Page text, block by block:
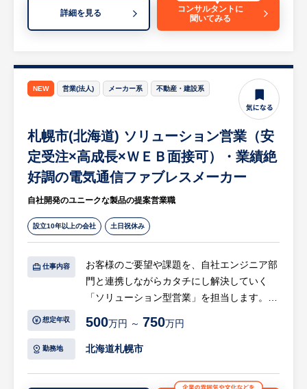
ます。
・MAツール等を用いたデータドリブンな営
・メンバーのポテンシャルを引き出し、組織
を活性化させる「育成」および「管理」スキ
ル
・担当サービスの戦略の理解に基づく業務プ
ロセスの設計、実行、評価、改善
・メンバーマネジメント（目標設定、人事評
等
※詳細は面談時にお伝えします
【HUREX求人担当コメント】
当社は「高齢社会×情報」を切り口として
「介護/障害福祉」「医療」「ヘルスケア」
「シニアライフ」の領域で、40以上のサービ
グループ会社です。
【業務の魅力】
・事業責任者との距離も近く、事業の成長に
・データや現場の声をもとに最適解を考え、
織成果の最大化に貢献できる
詳細を見る
コンサルタントに
聞いてみる
NEW 営業(法人) メーカー系 不動産・建設系
札幌市(北海道) ソリューション営業（安
定受注×高成長×ＷＥＢ面接可）・業績絶
好調の電気通信ファブレスメーカー
自社開発のユニークな製品の提案営業職
設立10年以上の会社 土日祝休み
仕事内容
お客様のご要望や課題を、自社エンジニア部
門と連携しながらカタチにし解決していく
「ソリューション型営業」を担当します。自
提案をできるコミュニケーション能力が求め
られています。
次世代通信５Gの開始にともない、移動体通
想定年収 500万円 ～ 750万円
勤務地 北海道札幌市